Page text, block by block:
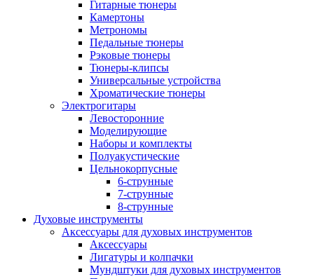
Гитарные тюнеры
Камертоны
Метрономы
Педальные тюнеры
Рэковые тюнеры
Тюнеры-клипсы
Универсальные устройства
Хроматические тюнеры
Электрогитары
Левосторонние
Моделирующие
Наборы и комплекты
Полуакустические
Цельнокорпусные
6-струнные
7-струнные
8-струнные
Духовые инструменты
Аксессуары для духовых инструментов
Аксессуары
Лигатуры и колпачки
Мундштуки для духовых инструментов